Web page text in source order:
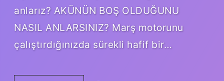
anlarız? AKÜNÜN BOŞ OLDUĞUNU
NASIL ANLARSINIZ? Marş motorunu
çalıştırdığınızda sürekli hafif bir…